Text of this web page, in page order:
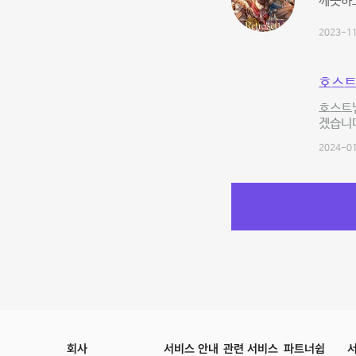
2023-
호스
호스트
겠습
2024-
회사 서비스 안내 관련 서비스 파트너쉽